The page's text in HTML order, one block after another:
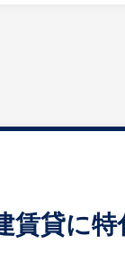
賃貸に